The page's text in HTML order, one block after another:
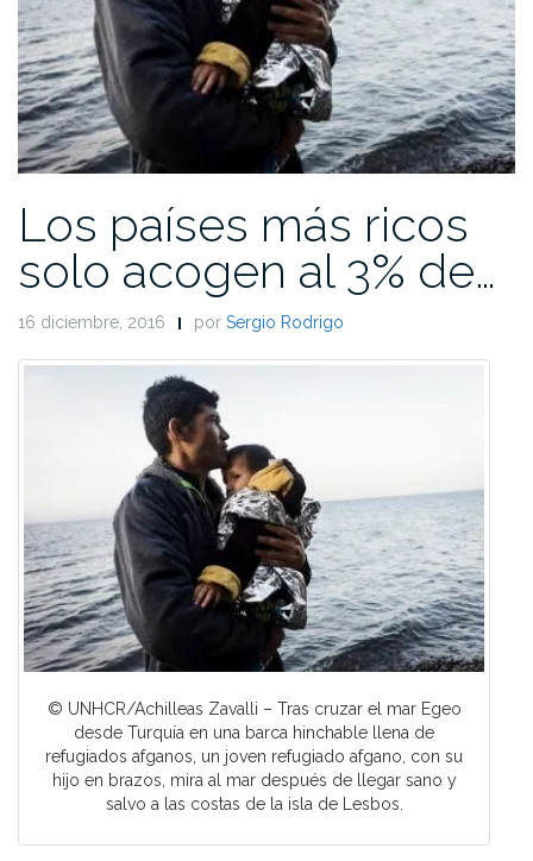
Los países más ricos
solo acogen al 3% de…
16 diciembre, 2016 por Sergio Rodrigo
© UNHCR/Achilleas Zavalli – Tras cruzar el mar Egeo
desde Turquía en una barca hinchable llena de
refugiados afganos, un joven refugiado afgano, con su
hijo en brazos, mira al mar después de llegar sano y
salvo a las costas de la isla de Lesbos.